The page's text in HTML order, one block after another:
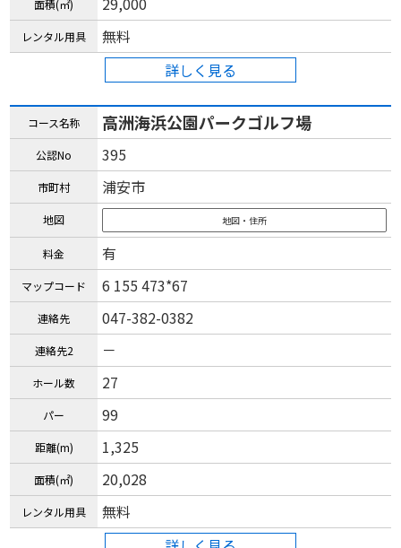
面積(㎡)
レンタル用具
無料
詳しく見る
コース名称 高洲海浜公園パークゴルフ場
公認No 395
市町村 浦安市
地図 地図・住所
料金 有
マップコード 6 155 473*67
連絡先 047-382-0382
連絡先2 －
ホール数 27
パー 99
距離(m) 1,325
面積(㎡) 20,028
レンタル用具
無料